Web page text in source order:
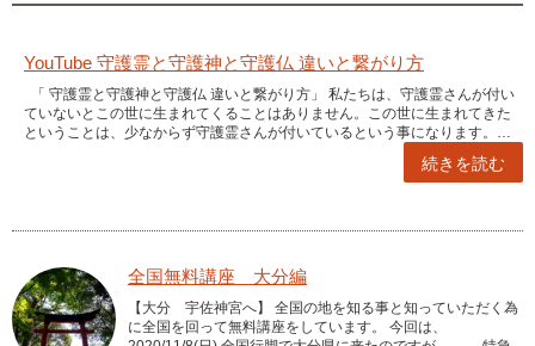
YouTube 守護霊と守護神と守護仏 違いと繋がり方
「 守護霊と守護神と守護仏 違いと繋がり方」 私たちは、守護霊さんが付い
ていないとこの世に生まれてくることはありません。この世に生まれてきた
ということは、少なからず守護霊さんが付いているという事になります。…
続きを読む
全国無料講座 大分編
【大分 宇佐神宮へ】 全国の地を知る事と知っていただく為
に全国を回って無料講座をしています。 今回は、